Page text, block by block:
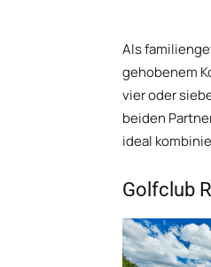
Als
gehobenem
vier oder
beiden
ideal
Golfclub